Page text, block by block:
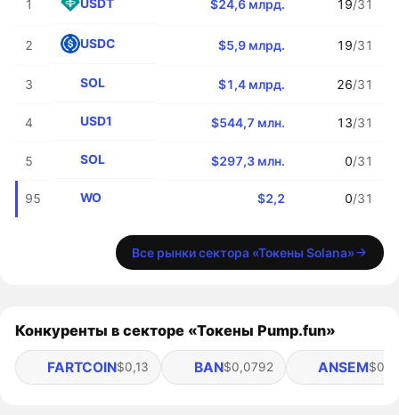
1 USDT $24,6 млрд. 19/31
2 USDC $5,9 млрд. 19/31
3 SOL $1,4 млрд. 26/31
4 USD1 $544,7 млн. 13/31
5 SOL $297,3 млн. 0/31
95 WO $2,2 0/31
Все рынки сектора «Токены Solana»
Конкуренты в секторе «Токены Pump.fun»
FARTCOIN$0,13 BAN$0,0792 ANSEM